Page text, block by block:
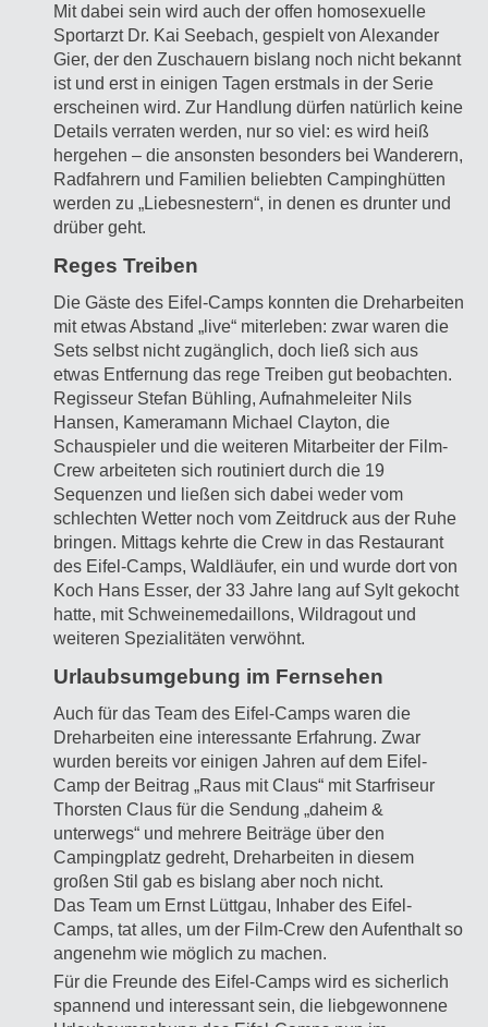
Mit dabei sein wird auch der offen homosexuelle
Sportarzt Dr. Kai Seebach, gespielt von Alexander
Gier, der den Zuschauern bislang noch nicht bekannt
ist und erst in einigen Tagen erstmals in der Serie
erscheinen wird. Zur Handlung dürfen natürlich keine
Details verraten werden, nur so viel: es wird heiß
hergehen – die ansonsten besonders bei Wanderern,
Radfahrern und Familien beliebten Campinghütten
werden zu „Liebesnestern“, in denen es drunter und
drüber geht.
Reges Treiben
Die Gäste des Eifel-Camps konnten die Dreharbeiten
mit etwas Abstand „live“ miterleben: zwar waren die
Sets selbst nicht zugänglich, doch ließ sich aus
etwas Entfernung das rege Treiben gut beobachten.
Regisseur Stefan Bühling, Aufnahmeleiter Nils
Hansen, Kameramann Michael Clayton, die
Schauspieler und die weiteren Mitarbeiter der Film-
Crew arbeiteten sich routiniert durch die 19
Sequenzen und ließen sich dabei weder vom
schlechten Wetter noch vom Zeitdruck aus der Ruhe
bringen. Mittags kehrte die Crew in das Restaurant
des Eifel-Camps, Waldläufer, ein und wurde dort von
Koch Hans Esser, der 33 Jahre lang auf Sylt gekocht
hatte, mit Schweinemedaillons, Wildragout und
weiteren Spezialitäten verwöhnt.
Urlaubsumgebung im Fernsehen
Auch für das Team des Eifel-Camps waren die
Dreharbeiten eine interessante Erfahrung. Zwar
wurden bereits vor einigen Jahren auf dem Eifel-
Camp der Beitrag „Raus mit Claus“ mit Starfriseur
Thorsten Claus für die Sendung „daheim &
unterwegs“ und mehrere Beiträge über den
Campingplatz gedreht, Dreharbeiten in diesem
großen Stil gab es bislang aber noch nicht.
Das Team um Ernst Lüttgau, Inhaber des Eifel-
Camps, tat alles, um der Film-Crew den Aufenthalt so
angenehm wie möglich zu machen.
Für die Freunde des Eifel-Camps wird es sicherlich
spannend und interessant sein, die liebgewonnene